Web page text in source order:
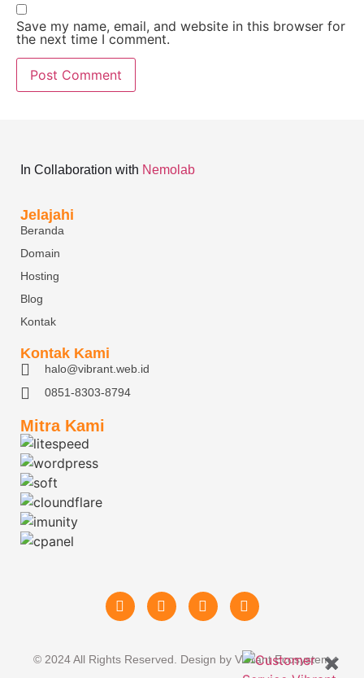
Save my name, email, and website in this browser for
the next time I comment.
In Collaboration with Nemolab
Jelajahi
Beranda
Domain
Hosting
Blog
Kontak
Kontak Kami
halo@vibrant.web.id
0851-8303-8794
Mitra Kami
© 2024 All Rights Reserved. Design by Vibrant Ecosystem✖